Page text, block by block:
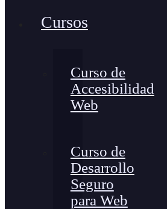
Cursos
Curso de
Accesibilidad
Web
Curso de
Desarrollo
Seguro
para Web